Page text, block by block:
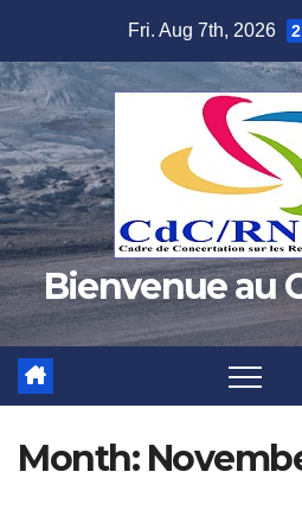
content
Fri. Aug 7th, 2026
Bienvenue au
Month: